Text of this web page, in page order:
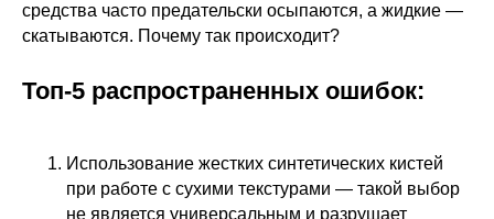
средства часто предательски осыпаются, а жидкие —
скатываются. Почему так происходит?
Топ-5 распространенных ошибок:
Использование жестких синтетических кистей
при работе с сухими текстурами — такой выбор
не является универсальным и разрушает